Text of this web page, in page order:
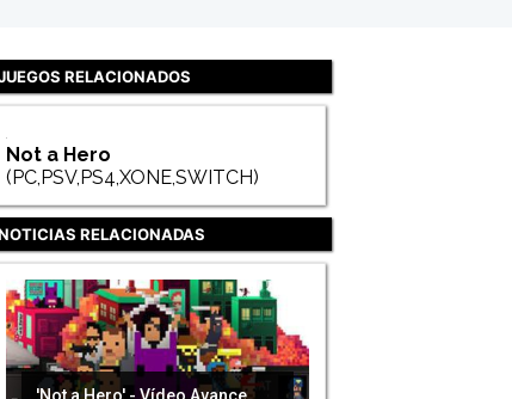
RELACIONADOS
Not a Hero
(PC,PSV,PS4,XONE,SWITCH)
RELACIONADAS